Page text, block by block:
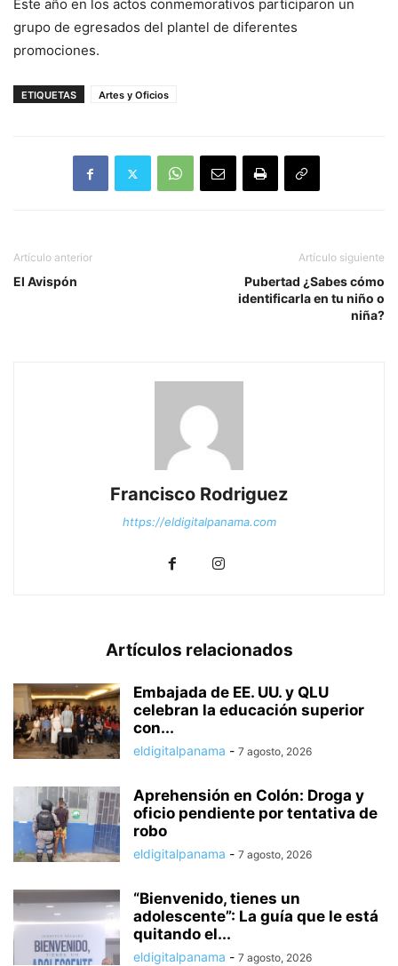
Este año en los actos conmemorativos participaron un
grupo de egresados del plantel de diferentes
promociones.
ETIQUETAS Artes y Oficios
Artículo anterior
El Avispón
Artículo siguiente
Pubertad ¿Sabes cómo
identificarla en tu niño o
niña?
Francisco Rodriguez
https://eldigitalpanama.com
Artículos relacionados
Embajada de EE. UU. y QLU
celebran la educación superior
con...
eldigitalpanama - 7 agosto, 2026
Aprehensión en Colón: Droga y
oficio pendiente por tentativa de
robo
eldigitalpanama - 7 agosto, 2026
“Bienvenido, tienes un
adolescente”: La guía que le está
quitando el...
eldigitalpanama - 7 agosto, 2026